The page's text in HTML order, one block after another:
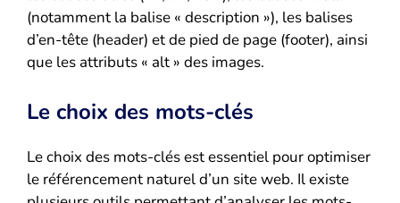
(notamment la balise « description »), les balises
d’en-tête (header) et de pied de page (footer), ainsi
que les attributs « alt » des images.
Le choix des mots-clés
Le choix des mots-clés est essentiel pour optimiser
le référencement naturel d’un site web. Il existe